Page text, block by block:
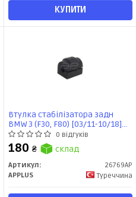
КУПИТИ
Втулка стабілізатора задн
BMW 3 (F30, F80) [03/11-10/18]
(26769AP) APPLUS
0 відгуків
180 ₴ склад
Артикул:
26769AP
APPLUS
Туреччина